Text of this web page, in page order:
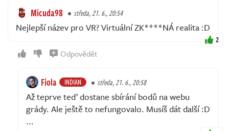
Micuda98 středa, 21. 6., 20:54
Nejlepší název pro VR? Virtuální ZK****NÁ realita :D
2
Odpovědět
Fiola INDIAN středa, 21. 6., 20:58
Až teprve teď dostane sbírání bodů na webu
grády. Ale ještě to nefungovalo. Musíš dát další :D
...